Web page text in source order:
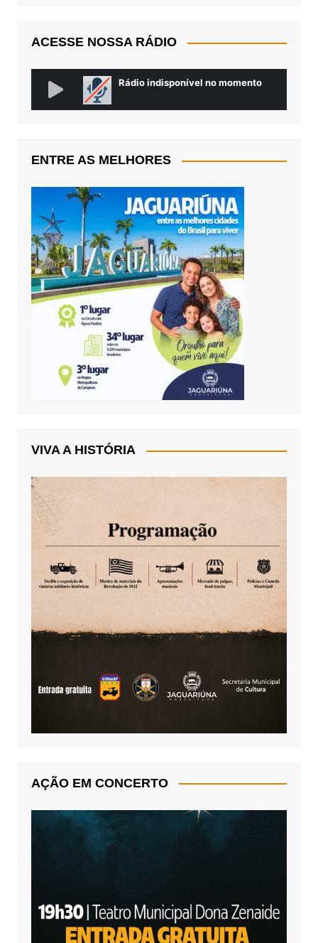
ACESSE NOSSA RÁDIO
ENTRE AS MELHORES
VIVA A HISTÓRIA
AÇÃO EM CONCERTO